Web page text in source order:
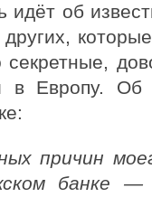
идёт об
секретные,
в Европу. Об
причин
банке —